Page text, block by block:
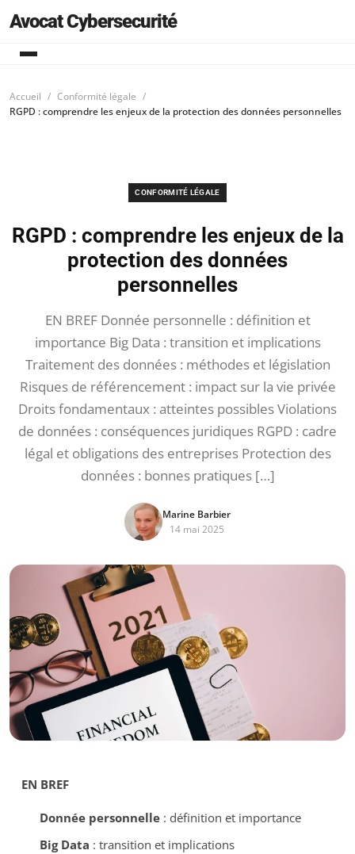
Avocat Cybersecurité
Accueil
Conformité légale
RGPD : comprendre les enjeux de la protection des données personnelles
CONFORMITÉ LÉGALE
RGPD : comprendre les enjeux de la
protection des données
personnelles
EN BREF Donnée personnelle : définition et
importance Big Data : transition et implications
Traitement des données : méthodes et législation
Risques de référencement : impact sur la vie privée
Droits fondamentaux : atteintes possibles Violations
de données : conséquences juridiques RGPD : cadre
légal et obligations des entreprises Protection des
données : bonnes pratiques […]
Marine Barbier
14 mai 2025
EN BREF
Donnée personnelle: définition et importance
Big Data : transition et implications